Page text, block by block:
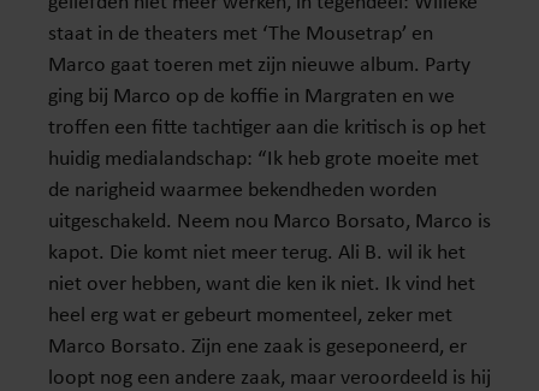
staat in de theaters met ‘The Mousetrap’ en
Marco gaat toeren met zijn nieuwe album. Party
ging bij Marco op de koffie in Margraten en we
troffen een fitte tachtiger aan die kritisch is op het
huidig medialandschap: “Ik heb grote moeite met
de narigheid waarmee bekendheden worden
uitgeschakeld. Neem nou Marco Borsato, Marco is
kapot. Die komt niet meer terug. Ali B. wil ik het
niet over hebben, want die ken ik niet. Ik vind het
heel erg wat er gebeurt momenteel, zeker met
Marco Borsato. Zijn ene zaak is geseponeerd, er
loopt nog een andere zaak, maar veroordeeld is hij